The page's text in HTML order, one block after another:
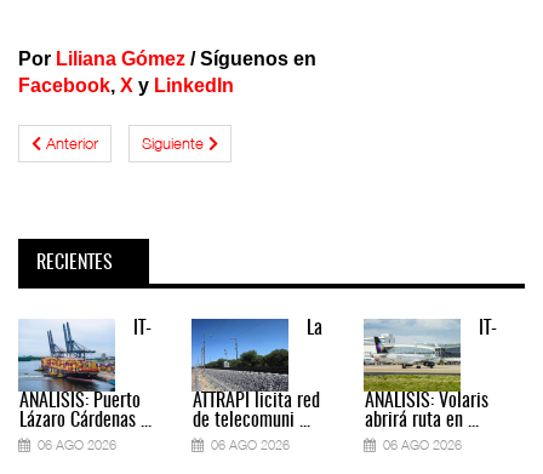
Por Liliana Gómez / Síguenos en
Facebook, X y LinkedIn
Anterior Siguiente
RECIENTES
IT-
ANÁLISIS: Puerto
Lázaro Cárdenas ...
06 AGO 2026
La
ATTRAPI licita red
de telecomuni ...
06 AGO 2026
IT-
ANÁLISIS: Volaris
abrirá ruta en ...
06 AGO 2026